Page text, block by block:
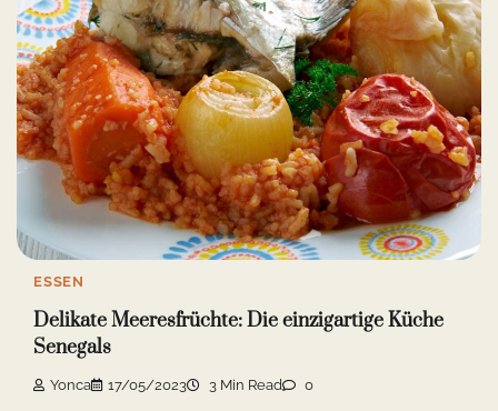
ESSEN
Delikate Meeresfrüchte: Die einzigartige Küche
Senegals
Yonca 17/05/2023 3 Min Read 0